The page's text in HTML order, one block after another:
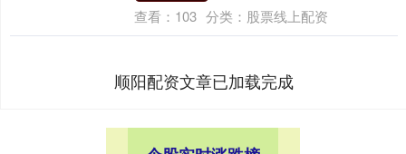
查看： 103 分类： 股票线上配资
顺阳配资文章已加载完成